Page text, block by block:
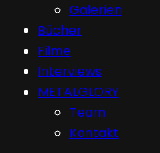
Galerien
Bücher
Filme
Interviews
METALGLORY
Team
Kontakt